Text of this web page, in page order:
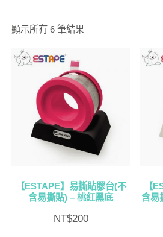
帶・
帶
製
顯示所有 6 筆結果依
項
目
排
序
【ESTAPE】易撕貼膠台(不
含易撕貼) – 桃紅黑底
NT$200
【
含易